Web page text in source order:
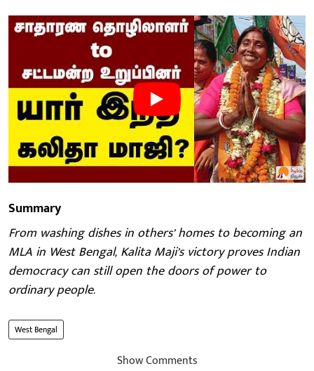
Summary
From washing dishes in others’ homes to becoming an
MLA in West Bengal, Kalita Maji’s victory proves Indian
democracy can still open the doors of power to
ordinary people.
West Bengal
Show Comments